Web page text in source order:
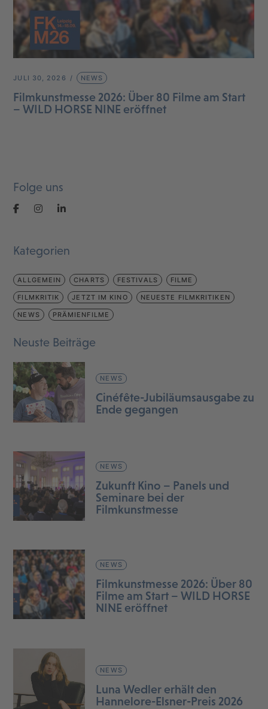
JULI 30, 2026 NEWS
Filmkunstmesse 2026: Über 80 Filme am Start
– WILD HORSE NINE eröffnet
Folge uns
Kategorien
ALLGEMEIN CHARTS FESTIVALS FILME
FILMKRITIK JETZT IM KINO NEUESTE FILMKRITIKEN
NEWS PRÄMIENFILME
Neuste Beiträge
NEWS
Cinéfête-Jubiläumsausgabe zu
Ende gegangen
NEWS
Zukunft Kino – Panels und
Seminare bei der
Filmkunstmesse
NEWS
Filmkunstmesse 2026: Über 80
Filme am Start – WILD HORSE
NINE eröffnet
NEWS
Luna Wedler erhält den
Hannelore-Elsner-Preis 2026